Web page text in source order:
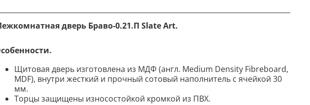
дверь Браво-0.21.П Slate Art.
Щитовая дверь изготовлена из МДФ (англ. Medium Density Fibreboard,
MDF), внутри жесткий и прочный сотовый наполнитель с ячейкой 30
мм.
Торцы защищены износостойкой кромкой из ПВХ.